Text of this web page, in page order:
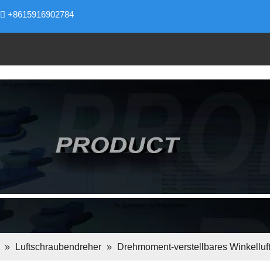
 +8615916902784
» Luftschraubendreher » Drehmoment-verstellbares